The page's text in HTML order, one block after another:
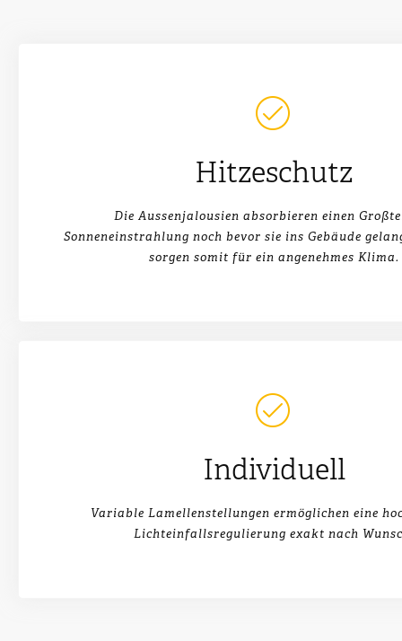
Hitzeschutz
Die Aussenjalousien absorbieren einen
Sonneneinstrahlung noch bevor sie ins Gebäude
sorgen somit für ein angenehmes Klima.
Individuell
Variable Lamellenstellungen ermöglichen eine
Lichteinfallsregulierung exakt nach